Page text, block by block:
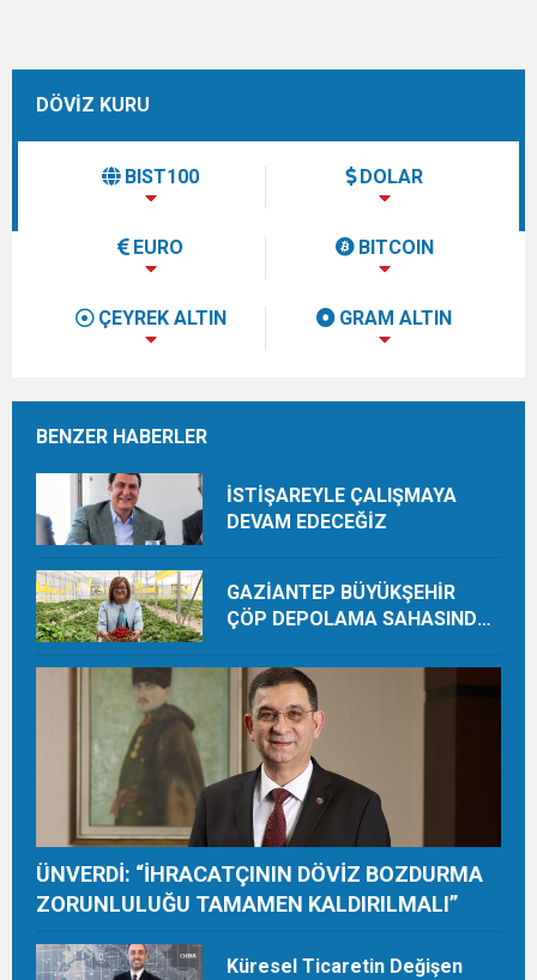
DÖVİZ KURU
BIST100 DOLAR
EURO BITCOIN
ÇEYREK ALTIN GRAM ALTIN
BENZER HABERLER
İSTİŞAREYLE ÇALIŞMAYA
DEVAM EDECEĞİZ
GAZİANTEP BÜYÜKŞEHİR
ÇÖP DEPOLAMA SAHASINDA
TON HASAT YAPIYOR
ÜNVERDİ: “İHRACATÇININ DÖVİZ BOZDURMA
ZORUNLULUĞU TAMAMEN KALDIRILMALI”
Küresel Ticaretin Değişen